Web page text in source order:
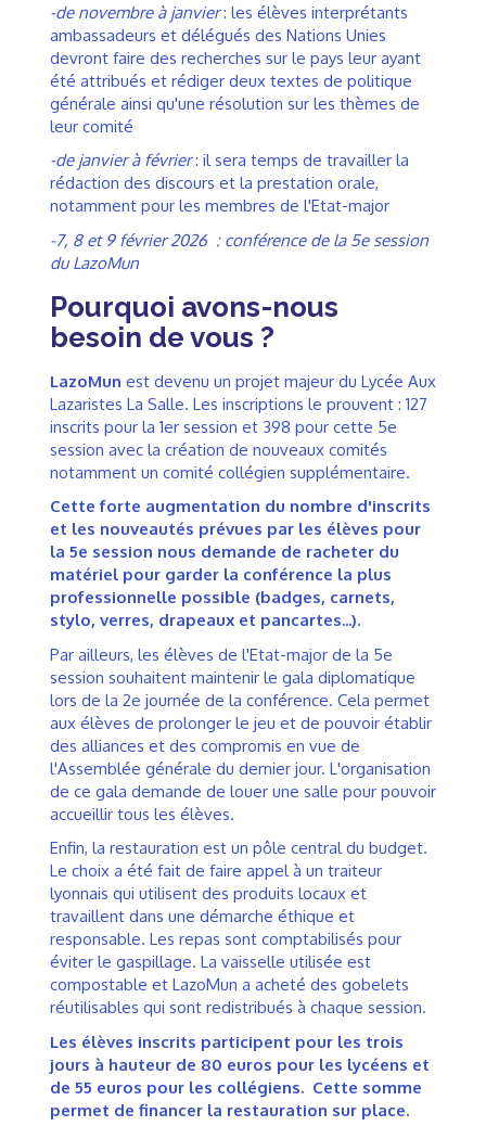
-de novembre à janvier: les élèves interprétants
ambassadeurs et délégués des Nations Unies
devront faire des recherches sur le pays leur ayant
été attribués et rédiger deux textes de politique
générale ainsi qu'une résolution sur les thèmes de
leur comité
-de janvier à février: il sera temps de travailler la
rédaction des discours et la prestation orale,
notamment pour les membres de l'Etat-major
-7, 8 et 9 février 2026 : conférence de la 5e session
du LazoMun
Pourquoi avons-nous
besoin de vous ?
LazoMun est devenu un projet majeur du Lycée Aux
Lazaristes La Salle. Les inscriptions le prouvent : 127
inscrits pour la 1er session et 398 pour cette 5e
session avec la création de nouveaux comités
notamment un comité collégien supplémentaire.
Cette forte augmentation du nombre d'inscrits
et les nouveautés prévues par les élèves pour
la 5e session nous demande de racheter du
matériel pour garder la conférence la plus
professionnelle possible (badges, carnets,
stylo, verres, drapeaux et pancartes...).
Par ailleurs, les élèves de l'Etat-major de la 5e
session souhaitent maintenir le gala diplomatique
lors de la 2e journée de la conférence. Cela permet
aux élèves de prolonger le jeu et de pouvoir établir
des alliances et des compromis en vue de
l'Assemblée générale du dernier jour. L'organisation
de ce gala demande de louer une salle pour pouvoir
accueillir tous les élèves.
Enfin, la restauration est un pôle central du budget.
Le choix a été fait de faire appel à un traiteur
lyonnais qui utilisent des produits locaux et
travaillent dans une démarche éthique et
responsable. Les repas sont comptabilisés pour
éviter le gaspillage. La vaisselle utilisée est
compostable et LazoMun a acheté des gobelets
réutilisables qui sont redistribués à chaque session.
Les élèves inscrits participent pour les trois
jours à hauteur de 80 euros pour les lycéens et
de 55 euros pour les collégiens. Cette somme
permet de financer la restauration sur place.